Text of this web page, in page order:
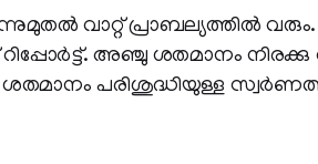
വാറ്റ് പ്രാബല്യത്തില്‍
റിപ്പോര്‍ട്ട്. അഞ്ചു ശതമാനം
പരിശുദ്ധിയുള്ള